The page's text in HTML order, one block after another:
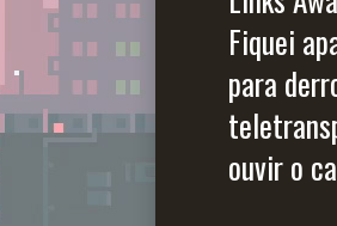
Fiquei
para
ouvir o